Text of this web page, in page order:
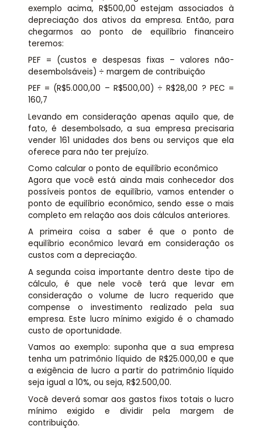
exemplo acima, R$500,00 estejam associados à
depreciação dos ativos da empresa. Então, para
chegarmos ao ponto de equilíbrio financeiro
teremos:
PEF = (custos e despesas fixas – valores não-
desembolsáveis) ÷ margem de contribuição
PEF = (R$5.000,00 – R$500,00) ÷ R$28,00 ? PEC =
160,7
Levando em consideração apenas aquilo que, de
fato, é desembolsado, a sua empresa precisaria
vender 161 unidades dos bens ou serviços que ela
oferece para não ter prejuízo.
Como calcular o ponto de equilíbrio econômico
Agora que você está ainda mais conhecedor dos
possíveis pontos de equilíbrio, vamos entender o
ponto de equilíbrio econômico, sendo esse o mais
completo em relação aos dois cálculos anteriores.
A primeira coisa a saber é que o ponto de
equilíbrio econômico levará em consideração os
custos com a depreciação.
A segunda coisa importante dentro deste tipo de
cálculo, é que nele você terá que levar em
consideração o volume de lucro requerido que
compense o investimento realizado pela sua
empresa. Este lucro mínimo exigido é o chamado
custo de oportunidade.
Vamos ao exemplo: suponha que a sua empresa
tenha um patrimônio líquido de R$25.000,00 e que
a exigência de lucro a partir do patrimônio líquido
seja igual a 10%, ou seja, R$2.500,00.
Você deverá somar aos gastos fixos totais o lucro
mínimo exigido e dividir pela margem de
contribuição.